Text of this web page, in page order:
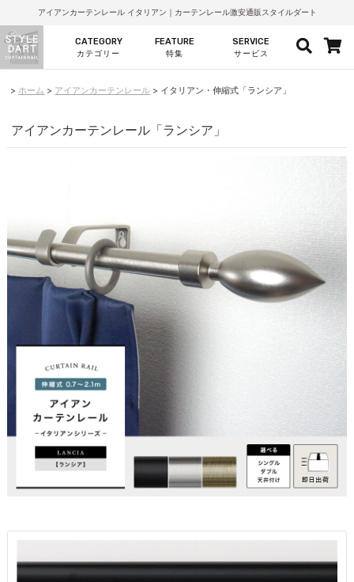
アイアンカーテンレール イタリアン｜カーテンレール激安通販スタイルダート
CATEGORY
カテゴリー
FEATURE
特集
SERVICE
サービス
ホーム アイアンカーテンレール イタリアン・伸縮式「ランシア」
アイアンカーテンレール「ランシア」